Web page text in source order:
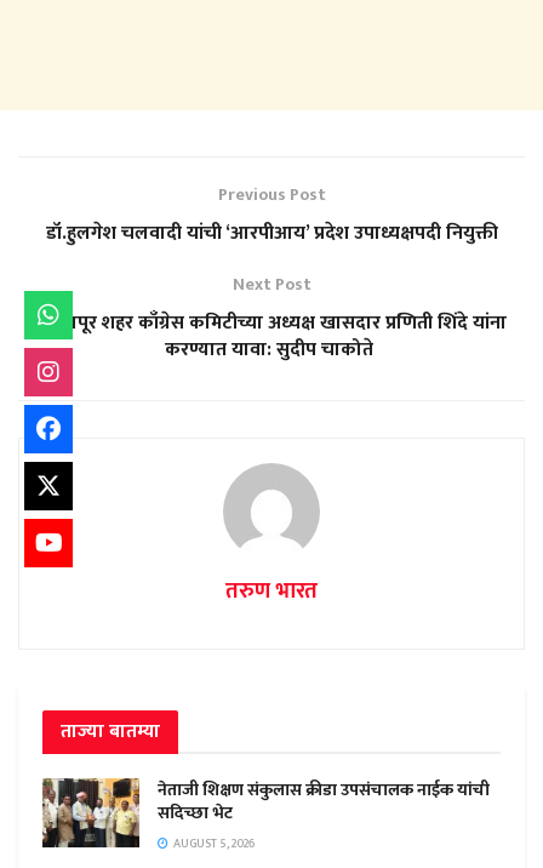
Previous Post
डॉ.हुलगेश चलवादी यांची ‘आरपीआय’ प्रदेश उपाध्यक्षपदी नियुक्ती
Next Post
सोलापूर शहर काँग्रेस कमिटीच्या अध्यक्ष खासदार प्रणिती शिंदे यांना
करण्यात यावा: सुदीप चाकोते
तरुण भारत
ताज्या बातम्या
नेताजी शिक्षण संकुलास क्रीडा उपसंचालक नाईक यांची
सदिच्छा भेट
AUGUST 5, 2026